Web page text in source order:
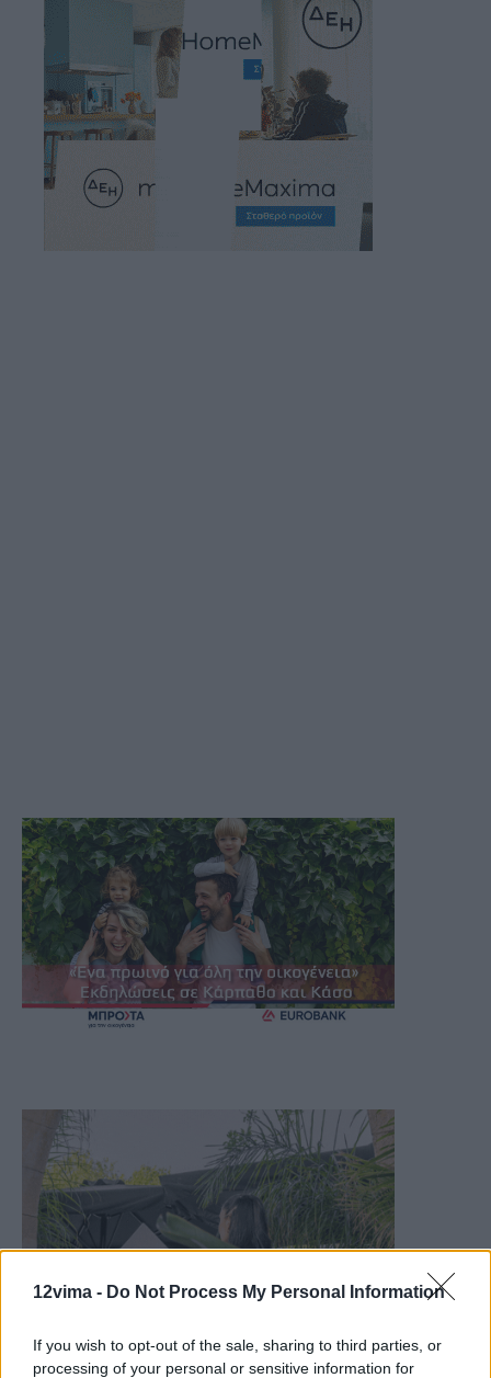
12vima - Do Not Process My Personal Information
If you wish to opt-out of the sale, sharing to third parties, or
processing of your personal or sensitive information for